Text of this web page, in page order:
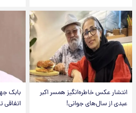
انتشار عکس خاطره‌انگیز همسر اکبر
عبدی از سال‌های جوانی!
بابک
اتفاقی